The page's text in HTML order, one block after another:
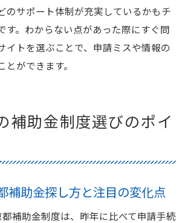
のサポート体制が充実しているかもチ
す。わからない点があった際にすぐ問
イトを選ぶことで、申請ミスや情報の
とができます。
補助金制度選びのポイ
補助金探し方と注目の変化点
補助金制度は、昨年に比べて申請手続